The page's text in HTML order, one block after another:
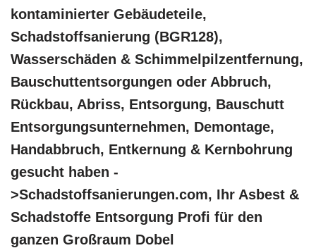
kontaminierter Gebäudeteile,
Schadstoffsanierung (BGR128),
Wasserschäden & Schimmelpilzentfernung,
Bauschuttentsorgungen oder Abbruch,
Rückbau, Abriss, Entsorgung, Bauschutt
Entsorgungsunternehmen, Demontage,
Handabbruch, Entkernung & Kernbohrung
gesucht haben -
>Schadstoffsanierungen.com, Ihr Asbest &
Schadstoffe Entsorgung Profi für den
ganzen Großraum Dobel